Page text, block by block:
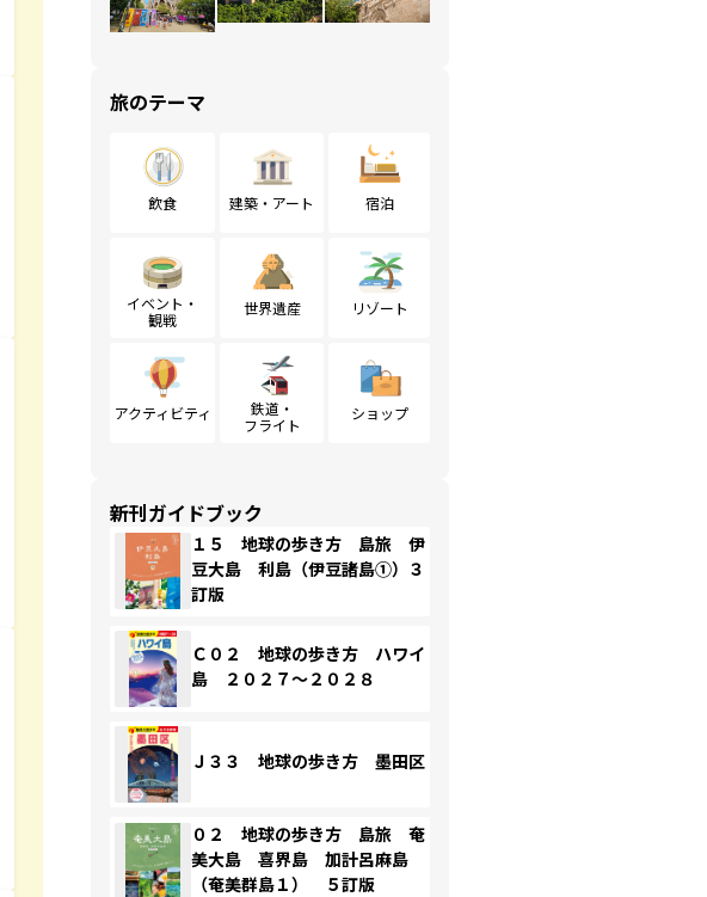
旅のテーマ
飲食 建築・アート 宿泊
イベント・
観戦
世界遺産 リゾート
アクティビティ
鉄道・
フライト
ショップ
新刊ガイドブック
１５ 地球の歩き方 島旅 伊
豆大島 利島（伊豆諸島①）３
訂版
Ｃ０２ 地球の歩き方 ハワイ
島 ２０２７～２０２８
Ｊ３３ 地球の歩き方 墨田区
０２ 地球の歩き方 島旅 奄
美大島 喜界島 加計呂麻島
（奄美群島１） ５訂版